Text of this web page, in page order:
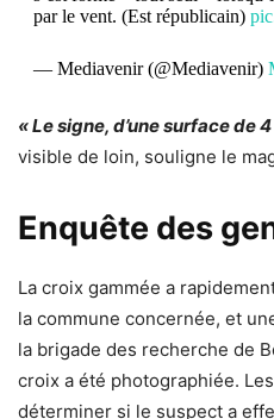
par le vent. (Est républicain)
— Mediavenir (@Mediavenir)
« Le signe, d’une surface de
visible de loin, souligne le
Enquête des
La croix gammée a
la commune concernée, et
la brigade des recherche de
croix a été photographiée.
déterminer si le suspect a